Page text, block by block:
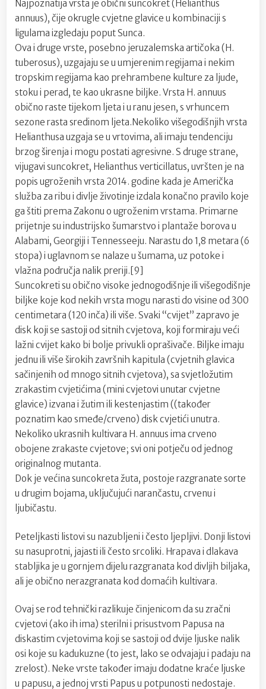
Najpoznatija vrsta je obični suncokret (Helianthus
annuus), čije okrugle cvjetne glavice u kombinaciji s
ligulama izgledaju poput Sunca.
Ova i druge vrste, posebno jeruzalemska artičoka (H.
tuberosus), uzgajaju se u umjerenim regijama i nekim
tropskim regijama kao prehrambene kulture za ljude,
stoku i perad, te kao ukrasne biljke. Vrsta H. annuus
obično raste tijekom ljeta i u ranu jesen, s vrhuncem
sezone rasta sredinom ljeta.Nekoliko višegodišnjih vrsta
Helianthusa uzgaja se u vrtovima, ali imaju tendenciju
brzog širenja i mogu postati agresivne. S druge strane,
vijugavi suncokret, Helianthus verticillatus, uvršten je na
popis ugroženih vrsta 2014. godine kada je Američka
služba za ribu i divlje životinje izdala konačno pravilo koje
ga štiti prema Zakonu o ugroženim vrstama. Primarne
prijetnje su industrijsko šumarstvo i plantaže borova u
Alabami, Georgiji i Tennesseeju. Narastu do 1,8 metara (6
stopa) i uglavnom se nalaze u šumama, uz potoke i
vlažna područja nalik preriji.[9]
Suncokreti su obično visoke jednogodišnje ili višegodišnje
biljke koje kod nekih vrsta mogu narasti do visine od 300
centimetara (120 inča) ili više. Svaki “cvijet” zapravo je
disk koji se sastoji od sitnih cvjetova, koji formiraju veći
lažni cvijet kako bi bolje privukli oprašivače. Biljke imaju
jednu ili više širokih završnih kapitula (cvjetnih glavica
sačinjenih od mnogo sitnih cvjetova), sa svjetložutim
zrakastim cvjetićima (mini cvjetovi unutar cvjetne
glavice) izvana i žutim ili kestenjastim ((također
poznatim kao smeđe/crveno) disk cvjetići unutra.
Nekoliko ukrasnih kultivara H. annuus ima crveno
obojene zrakaste cvjetove; svi oni potječu od jednog
originalnog mutanta.
Dok je većina suncokreta žuta, postoje razgranate sorte
u drugim bojama, uključujući narančastu, crvenu i
ljubičastu.
Peteljkasti listovi su nazubljeni i često ljepljivi. Donji listovi
su nasuprotni, jajasti ili često srcoliki. Hrapava i dlakava
stabljika je u gornjem dijelu razgranata kod divljih biljaka,
ali je obično nerazgranata kod domaćih kultivara.
Ovaj se rod tehnički razlikuje činjenicom da su zračni
cvjetovi (ako ih ima) sterilni i prisustvom Papusa na
diskastim cvjetovima koji se sastoji od dvije ljuske nalik
osi koje su kadukuzne (to jest, lako se odvajaju i padaju na
zrelost). Neke vrste također imaju dodatne kraće ljuske
u papusu, a jednoj vrsti Papus u potpunosti nedostaje.